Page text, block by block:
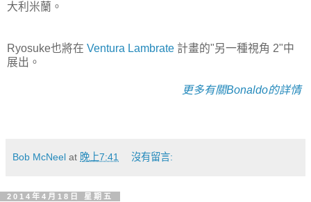
大利米蘭。
Ryosuke也將在 Ventura Lambrate 計畫的"另一種視角 2"中
展出。
更多有關Bonaldo的詳情
Bob McNeel at 晚上7:41 沒有留言:
2014年4月18日 星期五